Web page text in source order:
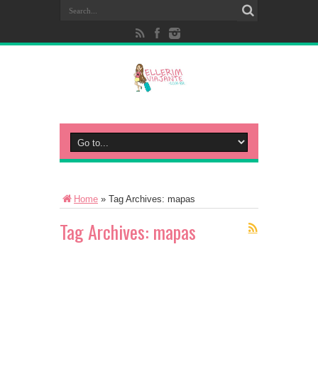
Home » Tag Archives: mapas
Tag Archives: mapas